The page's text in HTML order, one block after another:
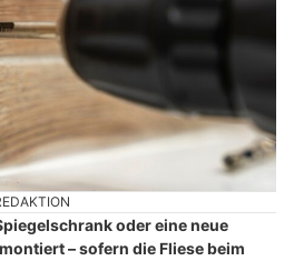
oder eine neue
– sofern die Fliese beim